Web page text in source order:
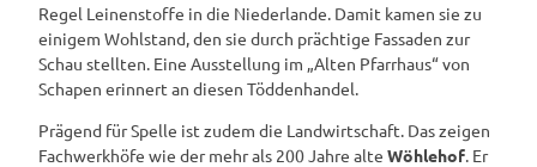
Regel Leinenstoffe in die Niederlande. Damit kamen sie zu
einigem Wohlstand, den sie durch prächtige Fassaden zur
Schau stellten. Eine Ausstellung im „Alten Pfarrhaus“ von
Schapen erinnert an diesen Töddenhandel.
Prägend für Spelle ist zudem die Landwirtschaft. Das zeigen
Fachwerkhöfe wie der mehr als 200 Jahre alte Wöhlehof . Er